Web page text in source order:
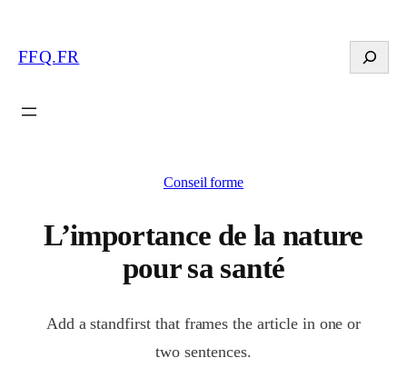
FFQ.FR Search
Conseil forme
L’importance de la nature
pour sa santé
Add a standfirst that frames the article in one or
two sentences.